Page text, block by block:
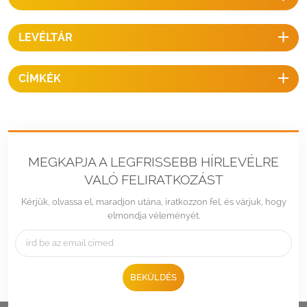
LEVÉLTÁR
CÍMKÉK
MEGKAPJA A LEGFRISSEBB HÍRLEVÉLRE
VALÓ FELIRATKOZÁST
Kérjük, olvassa el, maradjon utána, iratkozzon fel, és várjuk, hogy
elmondja véleményét.
BEKÜLDÉS